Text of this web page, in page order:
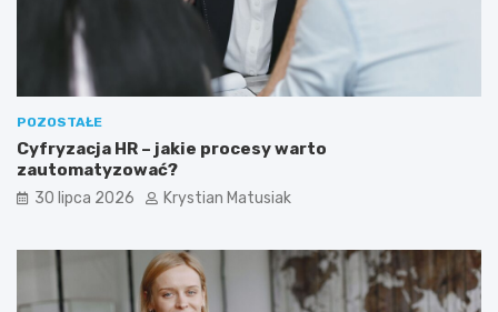
POZOSTAŁE
Cyfryzacja HR – jakie procesy warto
zautomatyzować?
30 lipca 2026 Krystian Matusiak